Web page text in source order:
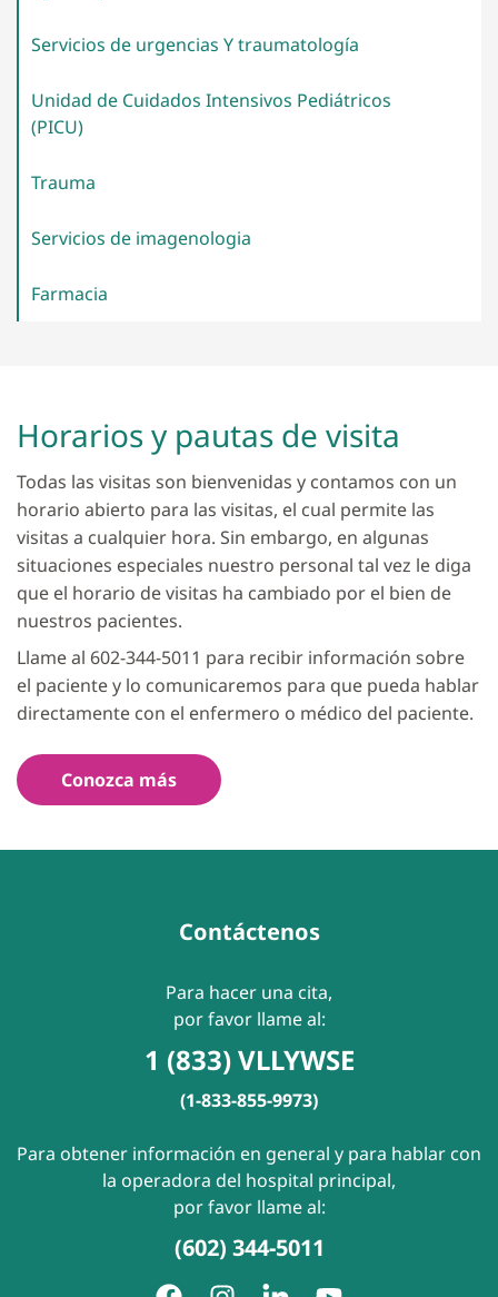
Servicios de urgencias Ytraumatología
Unidad de Cuidados Intensivos Pediátricos
(PICU)
Trauma
Servicios de imagenologia
Farmacia
Horarios y pautas de visita
Todas las visitas son bienvenidas y contamos con un
horario abierto para las visitas, el cual permite las
visitas a cualquier hora. Sin embargo, en algunas
situaciones especiales nuestro personal tal vez le diga
que el horario de visitas ha cambiado por el bien de
nuestros pacientes.
Llame al 602-344-5011 para recibir información sobre
el paciente y lo comunicaremos para que pueda hablar
directamente con el enfermero o médico del paciente.
Conozca más
Contáctenos
Para hacer una cita,
por favor llame al:
1 (833) VLLYWSE
(1-833-855-9973)
Para obtener información en general y para hablar con
la operadora del hospital principal,
por favor llame al:
(602) 344-5011